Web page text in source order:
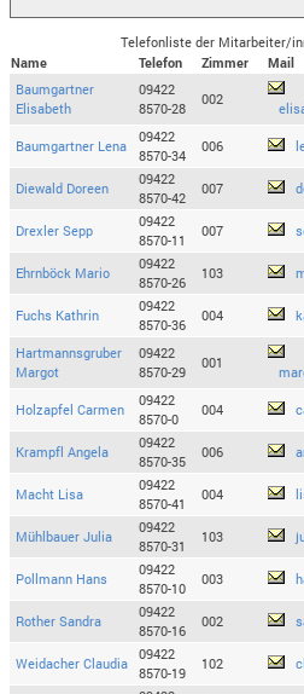
Telefonliste der Mitarbeiter/
Name
Telefon Zimmer
Mail
Baumgartner
Elisabeth
09422
8570-28
002
Baumgartner Lena
09422
8570-34
006
Diewald Doreen
09422
8570-42
007
Drexler Sepp
09422
8570-11
007
Ehrnböck Mario
09422
8570-26
103
Fuchs Kathrin
09422
8570-36
004
Hartmannsgruber
Margot
09422
8570-29
001
Holzapfel Carmen
09422
8570-0
004
Krampfl Angela
09422
8570-35
006
Macht Lisa
09422
8570-41
004
Mühlbauer Julia
09422
8570-31
103
Pollmann Hans
09422
8570-10
003
Rother Sandra
09422
8570-16
002
Weidacher Claudia
09422
8570-19
102